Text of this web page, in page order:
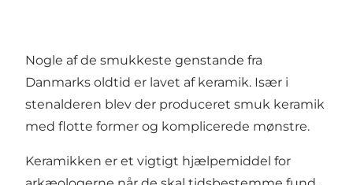
Nogle af de smukkeste genstande fra
Danmarks oldtid er lavet af keramik. Især i
stenalderen blev der produceret smuk keramik
med flotte former og komplicerede mønstre.
Keramikken er et vigtigt hjælpemiddel for